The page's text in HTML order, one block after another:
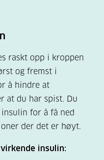
raskt opp i kroppen
og fremst i
å hindre at
at du har spist. Du
for å få ned
der det er høyt.
insulin: